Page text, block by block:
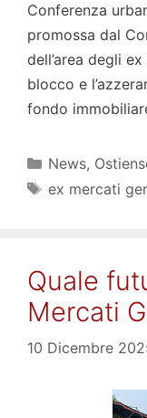
Conferenza
promossa dal
dell’area degli
blocco e
fondo
Categorie
News,
Tag
ex mercati
Quale
Mercati
10 Dicembre